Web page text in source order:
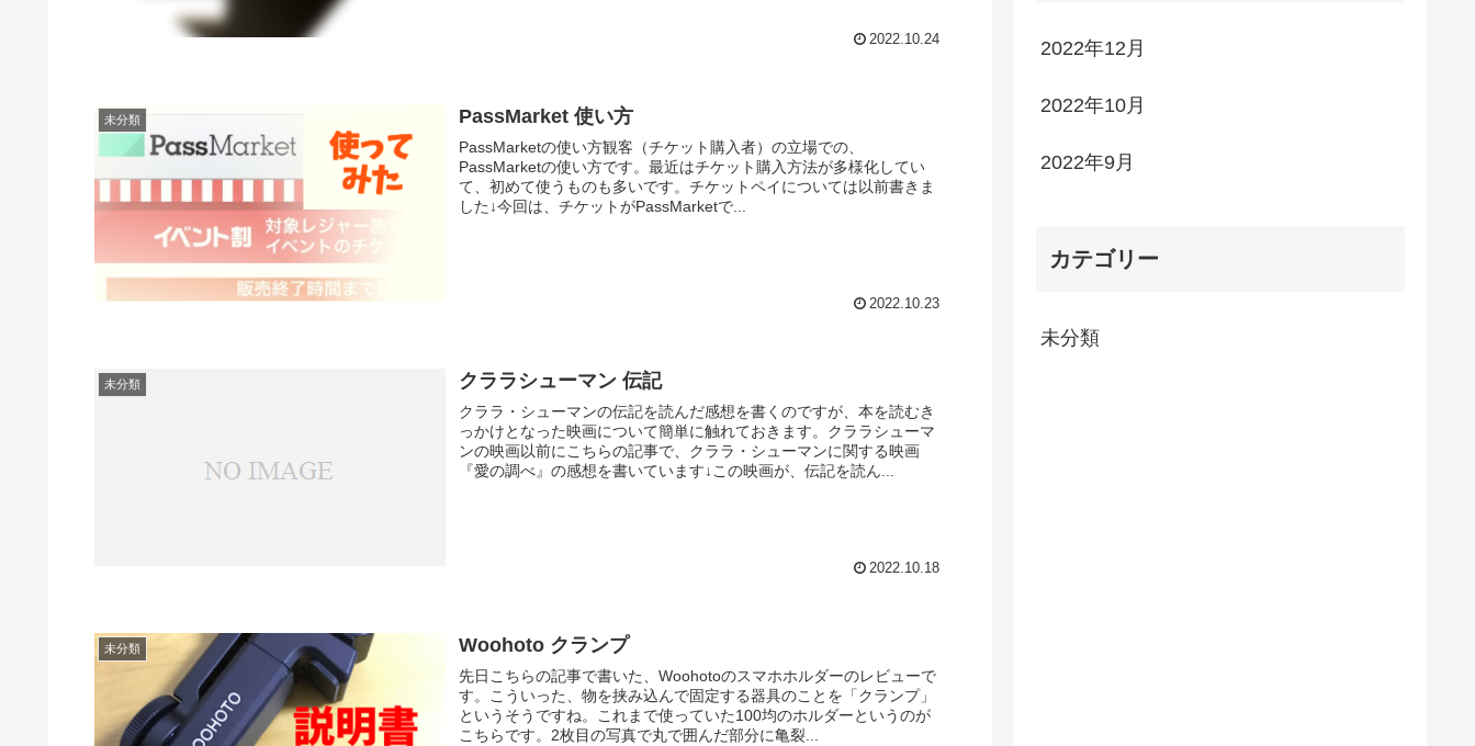
2022.10.24
未分類 PassMarket 使い方
PassMarketの使い方観客（チケット購入者）の立場での、
PassMarketの使い方です。最近はチケット購入方法が多様化してい
て、初めて使うものも多いです。チケットペイについては以前書きま
した↓今回は、チケットがPassMarketで...
2022.10.23
未分類 クララシューマン 伝記
クララ・シューマンの伝記を読んだ感想を書くのですが、本を読むき
っかけとなった映画について簡単に触れておきます。クララシューマ
ンの映画以前にこちらの記事で、クララ・シューマンに関する映画
『愛の調べ』の感想を書いています↓この映画が、伝記を読ん...
2022.10.18
未分類 Woohoto クランプ
先日こちらの記事で書いた、Woohotoのスマホホルダーのレビューで
す。こういった、物を挟み込んで固定する器具のことを「クランプ」
というそうですね。これまで使っていた100均のホルダーというのが
こちらです。2枚目の写真で丸で囲んだ部分に亀裂...
2022年12月
2022年10月
2022年9月
カテゴリー
未分類